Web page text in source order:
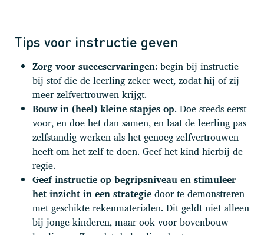
Tips voor instructie geven
Zorg voor succeservaringen: begin bij instructie
bij stof die de leerling zeker weet, zodat hij of zij
meer zelfvertrouwen krijgt.
Bouw in (heel) kleine stapjes op. Doe steeds eerst
voor, en doe het dan samen, en laat de leerling pas
zelfstandig werken als het genoeg zelfvertrouwen
heeft om het zelf te doen. Geef het kind hierbij de
regie.
Geef instructie op begripsniveau en stimuleer
het inzicht in eenstrategiedoor te demonstreren
met geschikte rekenmaterialen. Dit geldt niet alleen
bij jonge kinderen, maar ook voor bovenbouw